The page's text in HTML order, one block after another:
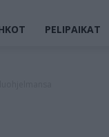
PELIPAIKAT